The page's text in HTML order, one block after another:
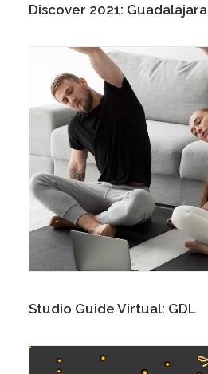
Discover 2021: Guadalajara
Studio Guide Virtual: GDL